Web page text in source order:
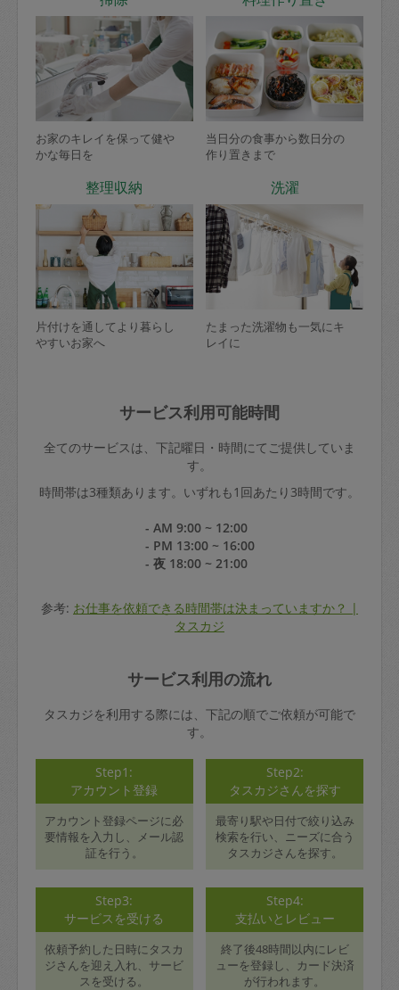
お家のキレイを保って健や
かな毎日を
当日分の食事から数日分の
作り置きまで
整理収納
片付けを通してより暮らし
やすいお家へ
洗濯
たまった洗濯物も一気にキ
レイに
サービス利用可能時間
全てのサービスは、下記曜日・時間にてご提供していま
す。
時間帯は3種類あります。いずれも1回あたり3時間です。
- AM 9:00 ~ 12:00
- PM 13:00 ~ 16:00
- 夜 18:00 ~ 21:00
参考: お仕事を依頼できる時間帯は決まっていますか？ |
タスカジ
サービス利用の流れ
タスカジを利用する際には、下記の順でご依頼が可能で
す。
Step1:
アカウント登録
アカウント登録ページに必
要情報を入力し、メール認
証を行う。
Step2:
タスカジさんを探す
最寄り駅や日付で絞り込み
検索を行い、ニーズに合う
タスカジさんを探す。
Step3:
サービスを受ける
依頼予約した日時にタスカ
ジさんを迎え入れ、サービ
スを受ける。
Step4:
支払いとレビュー
終了後48時間以内にレビ
ューを登録し、カード決済
が行われます。